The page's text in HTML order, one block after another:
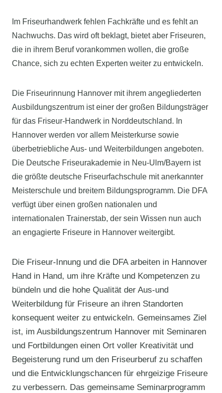
Im Friseurhandwerk fehlen Fachkräfte und es fehlt an
Nachwuchs. Das wird oft beklagt, bietet aber Friseuren,
die in ihrem Beruf vorankommen wollen, die große
Chance, sich zu echten Experten weiter zu entwickeln.
Die Friseurinnung Hannover mit ihrem angegliederten
Ausbildungszentrum ist einer der großen Bildungsträger
für das Friseur-Handwerk in Norddeutschland. In
Hannover werden vor allem Meisterkurse sowie
überbetriebliche Aus- und Weiterbildungen angeboten.
Die Deutsche Friseurakademie in Neu-Ulm/Bayern ist
die größte deutsche Friseurfachschule mit anerkannter
Meisterschule und breitem Bildungsprogramm. Die DFA
verfügt über einen großen nationalen und
internationalen Trainerstab, der sein Wissen nun auch
an engagierte Friseure in Hannover weitergibt.
Die Friseur-Innung und die DFA arbeiten in Hannover
Hand in Hand, um ihre Kräfte und Kompetenzen zu
bündeln und die hohe Qualität der Aus-und
Weiterbildung für Friseure an ihren Standorten
konsequent weiter zu entwickeln. Gemeinsames Ziel
ist, im Ausbildungszentrum Hannover mit Seminaren
und Fortbildungen einen Ort voller Kreativität und
Begeisterung rund um den Friseurberuf zu schaffen
und die Entwicklungschancen für ehrgeizige Friseure
zu verbessern. Das gemeinsame Seminarprogramm